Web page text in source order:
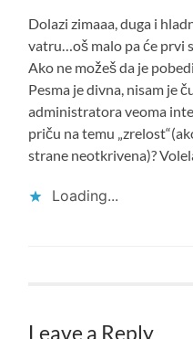
Dolazi zimaaa, duga i
vatru…oš malo pa će prvi
Ako ne možeš da je
Pesma je divna, nisam je
administratora veoma
priču na temu
strane neotkrivena)?
Loading...
Leave a Reply